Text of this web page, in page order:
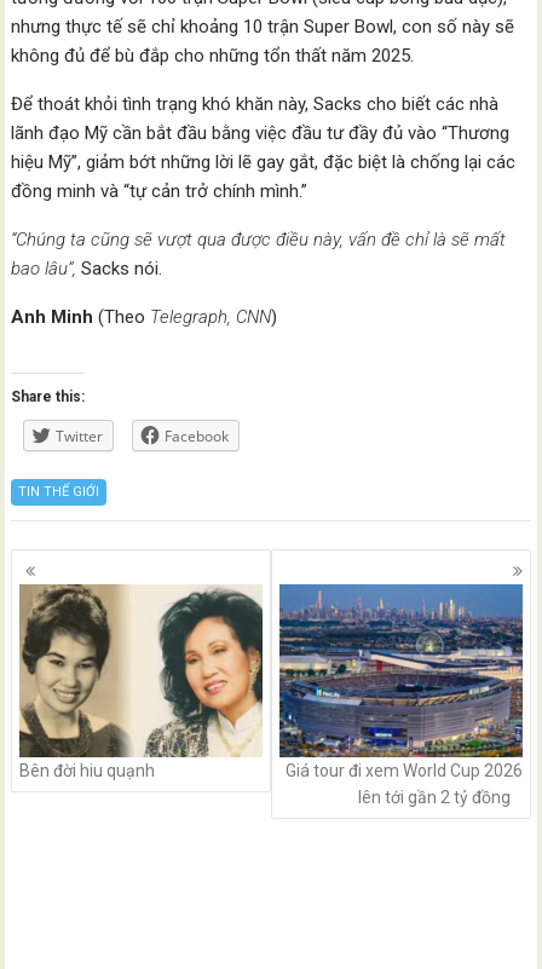
nhưng thực tế sẽ chỉ khoảng 10 trận Super Bowl, con số này sẽ
không đủ để bù đắp cho những tổn thất năm 2025.
Để thoát khỏi tình trạng khó khăn này, Sacks cho biết các nhà
lãnh đạo Mỹ cần bắt đầu bằng việc đầu tư đầy đủ vào “Thương
hiệu Mỹ”, giảm bớt những lời lẽ gay gắt, đặc biệt là chống lại các
đồng minh và “tự cản trở chính mình.”
“Chúng ta cũng sẽ vượt qua được điều này, vấn đề chỉ là sẽ mất
bao lâu”, Sacks nói.
Anh Minh (Theo Telegraph, CNN)
Share this:
Twitter Facebook
TIN THẾ GIỚI
Posts
navigation
Bên đời hiu quạnh
Giá tour đi xem World Cup 2026
lên tới gần 2 tỷ đồng